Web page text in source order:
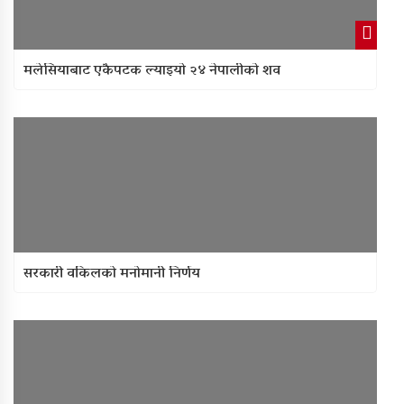
मलेसियाबाट एकैपटक ल्याइयो २४ नेपालीको शव
सरकारी वकिलको मनोमानी निर्णय